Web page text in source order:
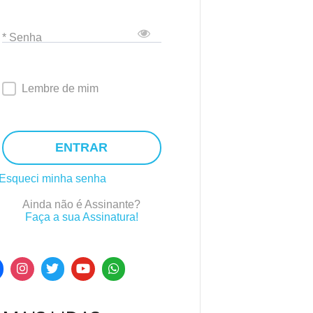
* Senha
Lembre de mim
ENTRAR
Esqueci minha senha
Ainda não é Assinante?
Faça a sua Assinatura!